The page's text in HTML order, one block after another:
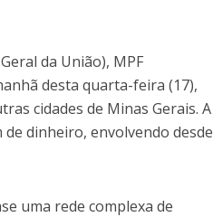
da União), MPF
desta quarta-feira (17),
cidades de Minas Gerais. A
dinheiro, envolvendo desde
uma rede complexa de